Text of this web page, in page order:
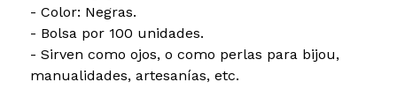
- Color: Negras.
- Bolsa por 100 unidades.
- Sirven como ojos, o como perlas para bijou,
manualidades, artesanías, etc.